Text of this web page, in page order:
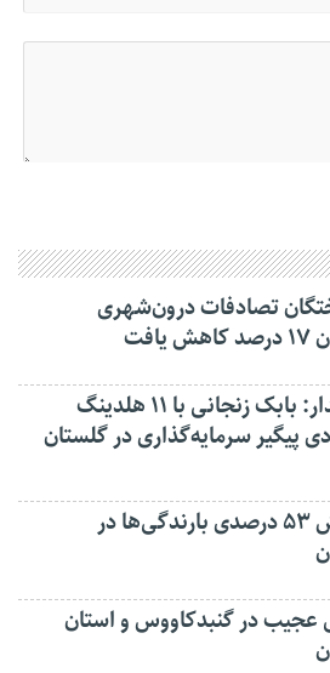
تصادفات درون‌شهری
استاندار: بابک زنجانی با ۱۱ هلدینگ
پیگیر سرمایه‌گذاری در گلستان
افزایش ۵۳ درصدی بارندگی‌ها در
عجیب در‌ گنبدکاووس و استان